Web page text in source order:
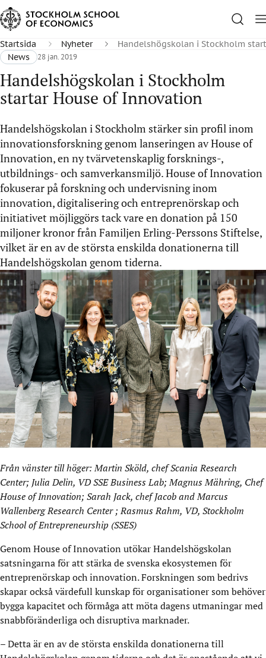
Startsida Nyheter
Handelshögskolan i Stockholm
News
28 jan. 2019
Handelshögskolan i Stockholm
startar House of Innovation
Handelshögskolan i Stockholm stärker sin profil inom
innovationsforskning genom lanseringen av House of
Innovation, en ny tvärvetenskaplig forsknings-,
utbildnings- och samverkansmiljö. House of Innovation
fokuserar på forskning och undervisning inom
innovation, digitalisering och entreprenörskap och
initiativet möjliggörs tack vare en donation på 150
miljoner kronor från Familjen Erling-Perssons Stiftelse,
vilket är en av de största enskilda donationerna till
Handelshögskolan genom tiderna.
Från vänster till höger: Martin Sköld, chef Scania Research
Center; Julia Delin, VD SSE Business Lab; Magnus Mähring, Chef
House of Innovation; Sarah Jack, chef Jacob and Marcus
Wallenberg Research Center ; Rasmus Rahm, VD, Stockholm
School of Entrepreneurship (SSES)
Genom House of Innovation utökar Handelshögskolan
satsningarna för att stärka de svenska ekosystemen för
entreprenörskap och innovation. Forskningen som bedrivs
skapar också värdefull kunskap för organisationer som behöver
bygga kapacitet och förmåga att möta dagens utmaningar med
snabbföränderliga och disruptiva marknader.
– Detta är en av de största enskilda donationerna till